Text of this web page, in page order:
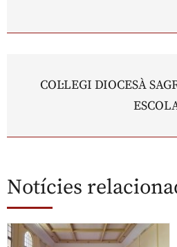
COL·LEGI DIOCESÀ
Notícies